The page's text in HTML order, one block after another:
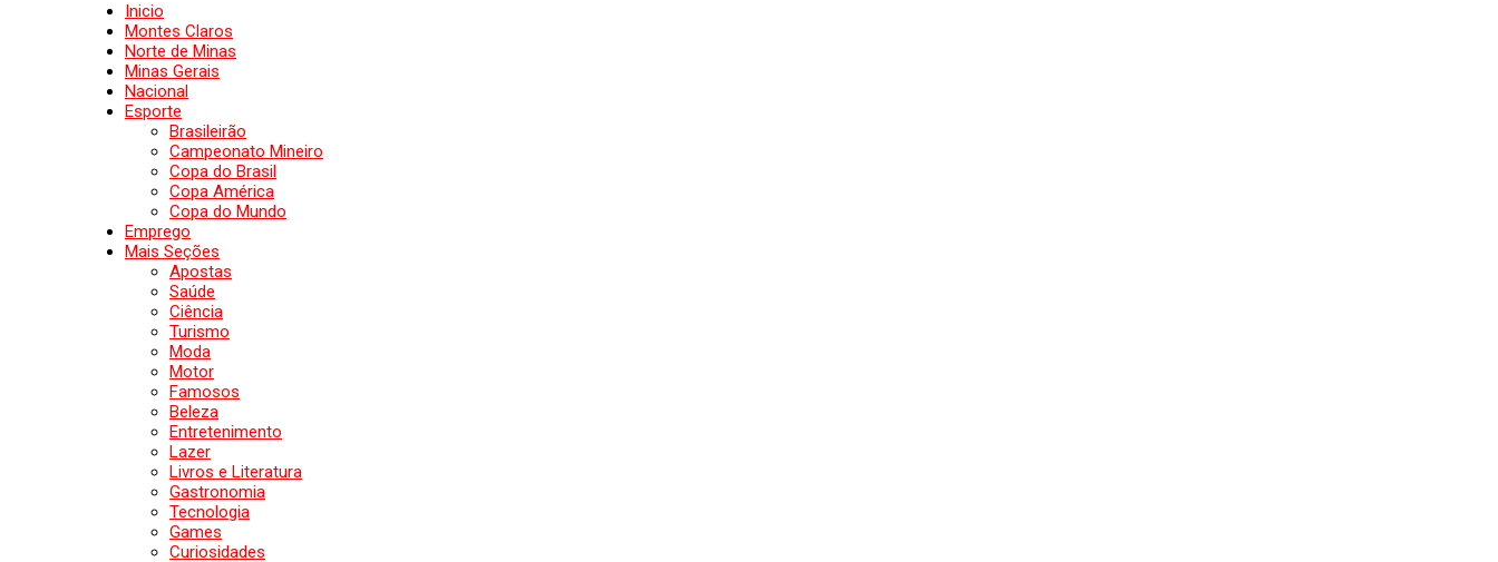
Inicio
Montes Claros
Norte de Minas
Minas Gerais
Nacional
Esporte
Brasileirão
Campeonato Mineiro
Copa do Brasil
Copa América
Copa do Mundo
Emprego
Mais Seções
Apostas
Saúde
Ciência
Turismo
Moda
Motor
Famosos
Beleza
Entretenimento
Lazer
Livros e Literatura
Gastronomia
Tecnologia
Games
Curiosidades